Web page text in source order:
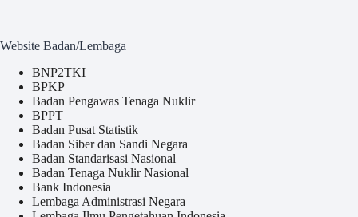
Website Badan/Lembaga
BNP2TKI
BPKP
Badan Pengawas Tenaga Nuklir
BPPT
Badan Pusat Statistik
Badan Siber dan Sandi Negara
Badan Standarisasi Nasional
Badan Tenaga Nuklir Nasional
Bank Indonesia
Lembaga Administrasi Negara